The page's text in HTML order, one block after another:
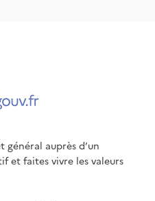
auprès d’un
et faites vivre les valeurs